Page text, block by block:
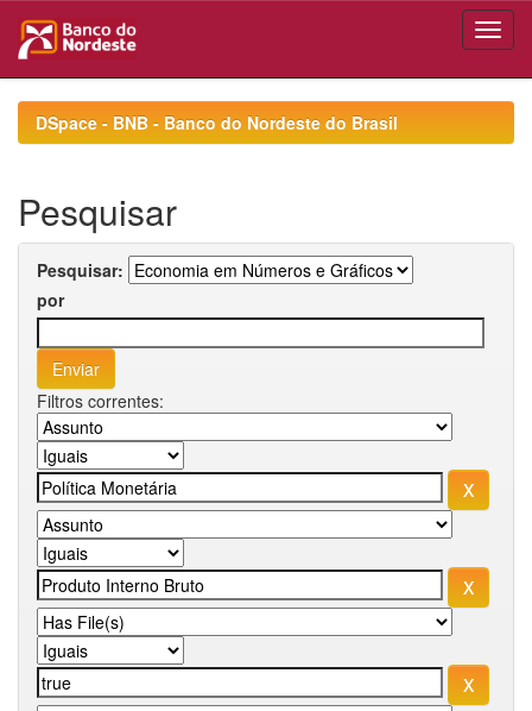
navigationDSpace - BNB - Banco do Nordeste do Brasil
Pesquisar
Pesquisar:
por
Filtros correntes: